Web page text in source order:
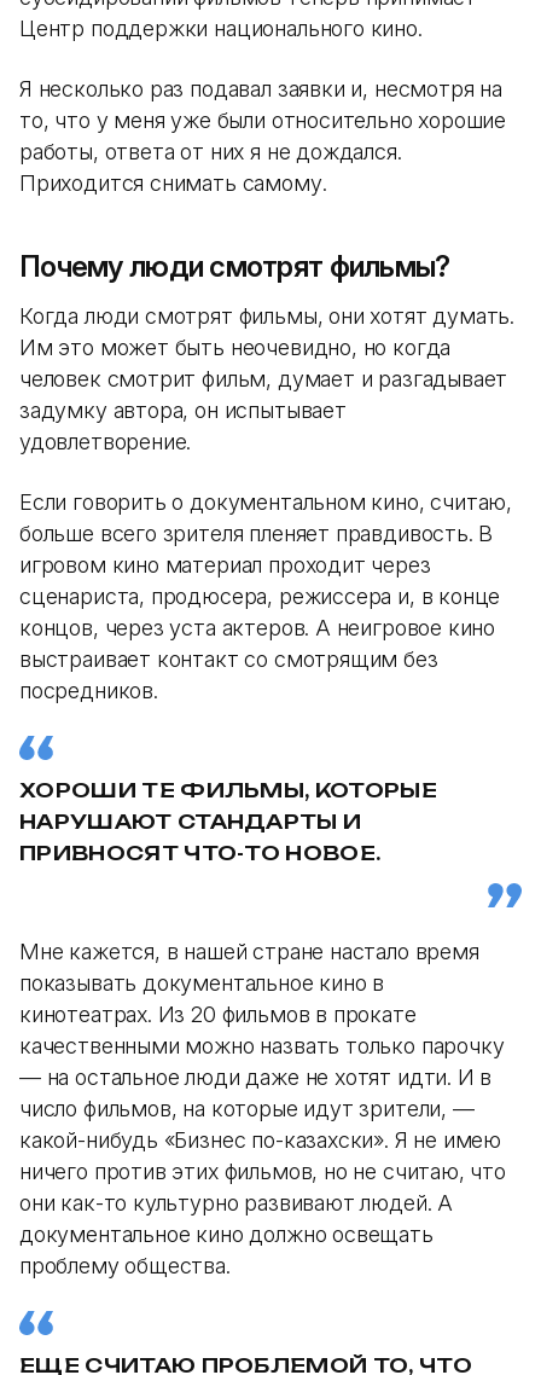
Центр поддержки национального кино.
Я несколько раз подавал заявки и, несмотря на
то, что у меня уже были относительно хорошие
работы, ответа от них я не дождался.
Приходится снимать самому.
Почему люди смотрят фильмы?
Когда люди смотрят фильмы, они хотят думать.
Им это может быть неочевидно, но когда
человек смотрит фильм, думает и разгадывает
задумку автора, он испытывает
удовлетворение.
Если говорить о документальном кино, считаю,
больше всего зрителя пленяет правдивость. В
игровом кино материал проходит через
сценариста, продюсера, режиссера и, в конце
концов, через уста актеров. А неигровое кино
выстраивает контакт со смотрящим без
посредников.
ХОРОШИ ТЕ ФИЛЬМЫ, КОТОРЫЕ
НАРУШАЮТ СТАНДАРТЫ И
ПРИВНОСЯТ ЧТО-ТО НОВОЕ.
Мне кажется, в нашей стране настало время
показывать документальное кино в
кинотеатрах. Из 20 фильмов в прокате
качественными можно назвать только парочку
— на остальное люди даже не хотят идти. И в
число фильмов, на которые идут зрители, —
какой-нибудь «Бизнес по-казахски». Я не имею
ничего против этих фильмов, но не считаю, что
они как-то культурно развивают людей. А
документальное кино должно освещать
проблему общества.
ЕЩЕ СЧИТАЮ ПРОБЛЕМОЙ ТО, ЧТО